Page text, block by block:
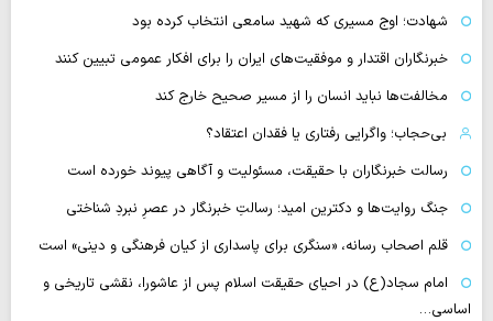
شهادت؛ اوج مسیری که شهید سامعی انتخاب کرده بود
خبرنگاران اقتدار و موفقیت‌های ایران را برای افکار عمومی تبیین کنند
مخالفت‌ها نباید انسان را از مسیر صحیح خارج کند
بی‌حجاب؛ واگرایی رفتاری یا فقدان اعتقاد؟
رسالت خبرنگاران با حقیقت، مسئولیت و آگاهی پیوند خورده است
جنگ روایت‌ها و دکترین امید؛ رسالتِ خبرنگار در عصرِ نبردِ شناختی
قلم اصحاب رسانه، «سنگری برای پاسداری از کیان فرهنگی و دینی» است
امام سجاد(ع) در احیای حقیقت اسلام پس از عاشورا، نقشی تاریخی و
اساسی…